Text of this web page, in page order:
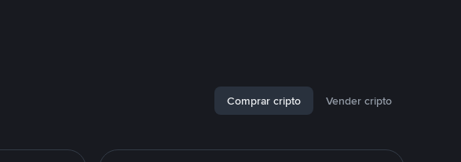
Comprar cripto Vender cripto